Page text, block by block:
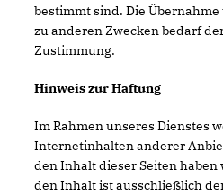
bestimmt sind. Die
zu anderen Zwecken bedarf
Zustimmung.
Hinweis zur Haftung
Im Rahmen unseres Dienstes
Internetinhalten anderer
den Inhalt dieser Seiten
den Inhalt ist ausschließlich